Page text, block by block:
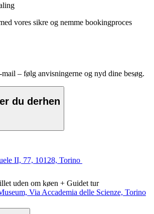
vores sikre og nemme bookingproces
– følg anvisningerne og nyd dine besøg.
du derhen
II, 77, 10128, Torino
uden om køen + Guidet tur
Via Accademia delle Scienze, Torino